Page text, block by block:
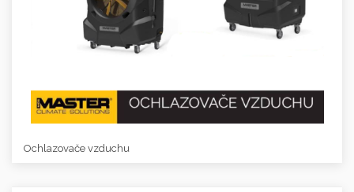
Ochlazovače vzduchu